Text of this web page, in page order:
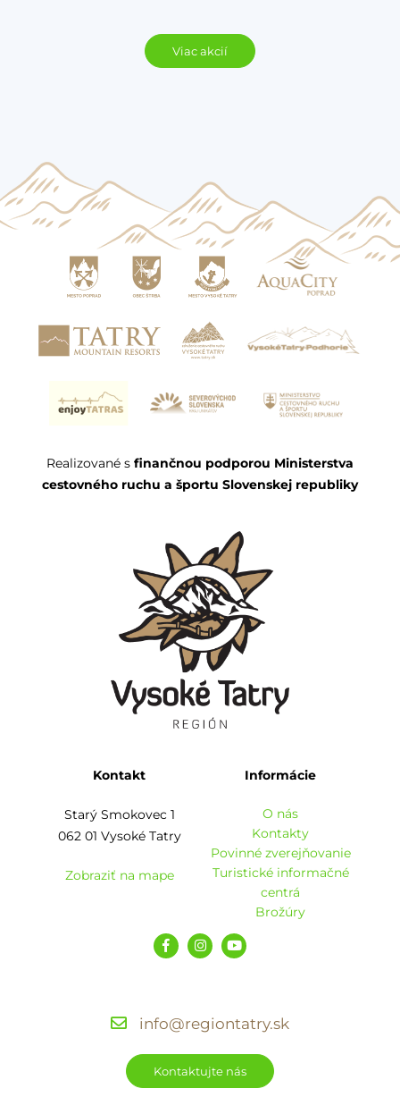
Viac akcií
Realizované s finančnou podporou Ministerstva
cestovného ruchu a športu Slovenskej republiky
Kontakt
Starý Smokovec 1
062 01 Vysoké Tatry
Zobraziť na mape
Informácie
O nás
Kontakty
Povinné zverejňovanie
Turistické informačné
centrá
Brožúry
info@regiontatry.sk
Kontaktujte nás